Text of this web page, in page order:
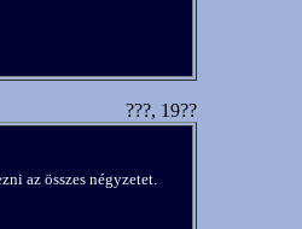
???, 19??
az összes négyzetet.